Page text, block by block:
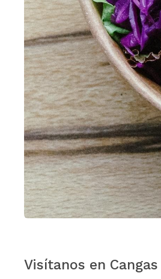
Visítanos en Cangas